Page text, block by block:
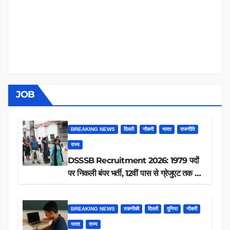
JOB
BREAKING NEWS दिल्ली नौकरी भारत राजनीति
राज्य
DSSSB Recruitment 2026: 1979 पदों
पर निकली बंपर भर्ती, 12वीं पास से ग्रेजुएट तक करें
BREAKING NEWS तकनीकी दिल्ली दुनिया नौकरी
भारत राज्य